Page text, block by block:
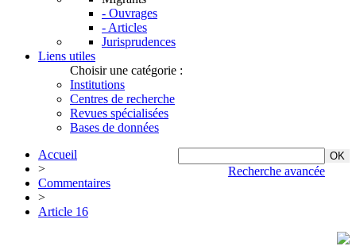
- Ouvrages
- Articles
Jurisprudences
Liens utiles
Choisir une catégorie :
Institutions
Centres de recherche
Revues spécialisées
Bases de données
Recherche avancée
Accueil
>
Commentaires
>
Article 16